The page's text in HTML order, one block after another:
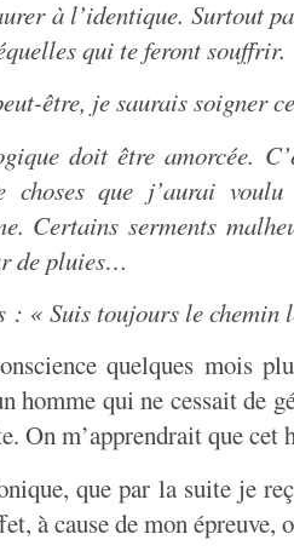
à l’identique. Surtout
qui te feront souffrir.
être, je saurais soigner
doit être amorcée.
choses que j’aurai
Certains serments
de pluies…
: « Suis toujours le chemin
quelques mois
homme qui ne cessait de
On m’apprendrait que
que par la suite je
à cause de mon épreuve,